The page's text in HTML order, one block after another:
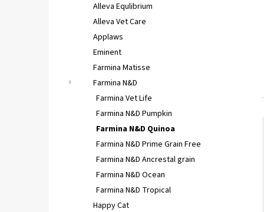
Alleva Equlibrium
Alleva Vet Care
Applaws
Eminent
Farmina Matisse
Farmina N&D
Farmina Vet Life
Farmina N&D Pumpkin
Farmina N&D Quinoa
Farmina N&D Prime Grain Free
Farmina N&D Ancrestal grain
Farmina N&D Ocean
Farmina N&D Tropical
Happy Cat
FELIX CAT ADULT KAPSIČKY FANTASTIC VÝBER
V ŽELÉ 44X85G